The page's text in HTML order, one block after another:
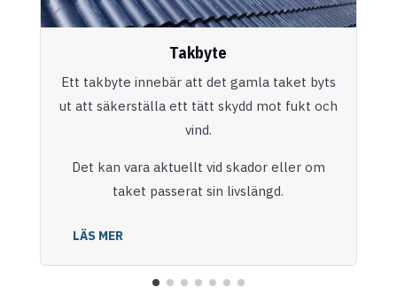
Takbyte
Ett takbyte innebär att det gamla taket byts
ut att säkerställa ett tätt skydd mot fukt och
vind.
Det kan vara aktuellt vid skador eller om
taket passerat sin livslängd.
LÄS MER